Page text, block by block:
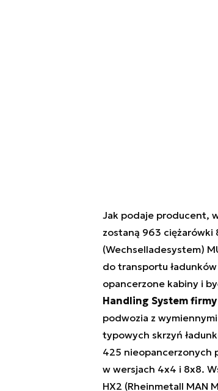
Jak podaje producent,
zostaną 963 ciężarówki
(Wechselladesystem)
do transportu
opancerzone kabiny i
Handling System
podwozia z
typowych skrzyń
425 nieopancerzonych
w wersjach 4x4 i 8x8.
HX2 (Rheinmetall MAN